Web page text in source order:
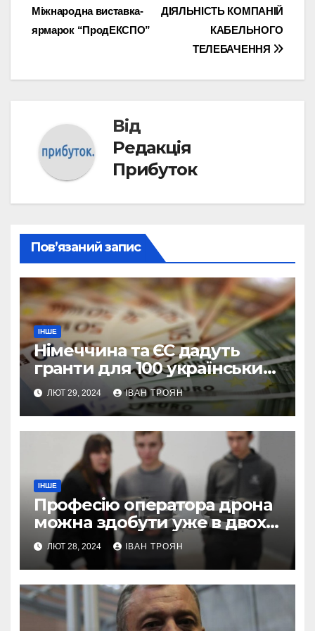
записів
ДІЯЛЬНІСТЬ КОМПАНІЙ
КАБЕЛЬНОГО
ТЕЛЕБАЧЕННЯ
Міжнародна виставка-
ярмарок “ПродЕКСПО”
Від
Редакція
Прибуток
Пов’язаний запис
ІНШЕ
Німеччина та ЄС дадуть
гранти для 100 українських
підприємств
ЛЮТ 29, 2024 ІВАН ТРОЯН
ІНШЕ
Професію оператора дрона
можна здобути уже в двох
профтехах Львівщини
ЛЮТ 28, 2024 ІВАН ТРОЯН